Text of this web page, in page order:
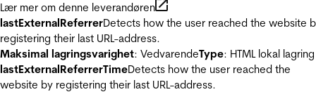
Lær mer om denne leverandøren
lastExternalReferrerDetects how the user reached the website
registering their last URL-address.
Maksimal lagringsvarighet: VedvarendeType: HTML lokal lagring
lastExternalReferrerTimeDetects how the user reached the
website by registering their last URL-address.